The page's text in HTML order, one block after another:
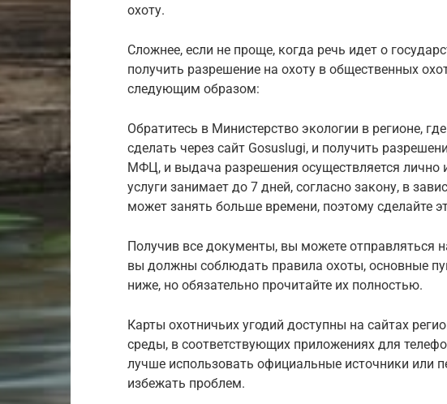
охоту.
Сложнее, если не проще, когда речь идет о
получить разрешение на охоту в общественных
следующим образом:
Обратитесь в Министерство экологии в регионе,
сделать через сайт Gosuslugi, и получить
МФЦ, и выдача разрешения осуществляется лично
услуги занимает до 7 дней, согласно закону, в
может занять больше времени, поэтому сделайте
Получив все документы, вы можете отправляться
вы должны соблюдать правила охоты, основные
ниже, но обязательно прочитайте их полностью.
Карты охотничьих угодий доступны на сайтах
среды, в соответствующих приложениях для
лучше использовать официальные источники или
избежать проблем.